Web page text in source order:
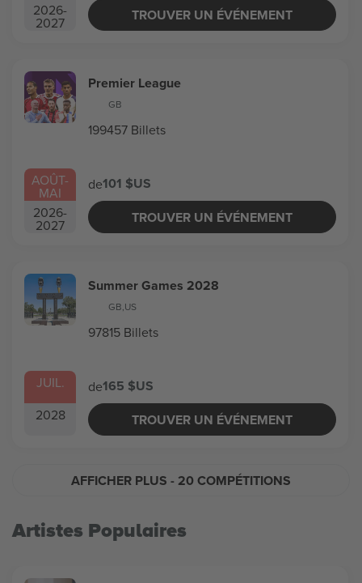
2026-
2027
TROUVER UN ÉVÉNEMENT
AOÛT-
MAI
2026-
2027
Premier League
GB
199457 Billets
de101 $US
TROUVER UN ÉVÉNEMENT
JUIL.
2028
Summer Games 2028
GB,US
97815 Billets
de165 $US
TROUVER UN ÉVÉNEMENT
AFFICHER PLUS - 20 COMPÉTITIONS
Artistes Populaires